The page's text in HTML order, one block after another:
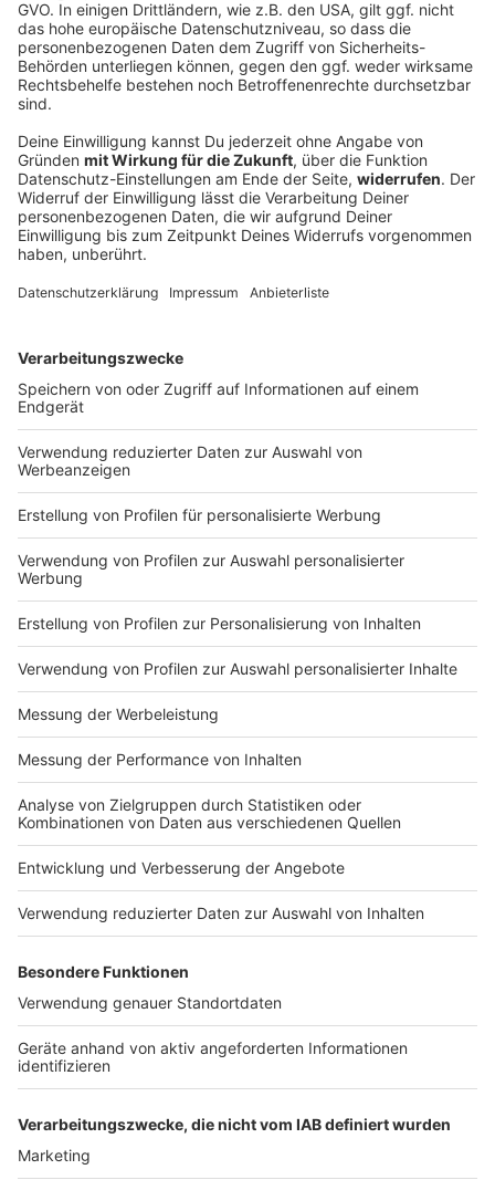
«Brauchen Geduld»
Trotz starker Fan-Unterstützung verpasst 1860
München einen Sieg im ersten Heimspiel. Die Kulisse
beeindruckt. Trainer und Spieler finden mildernde
DEINE GEMERKTEN ARTIKEL
Du hast dir noch keine Artikel gemerkt
Markiere sie hierfür mit einem
Impressum
Nutzungsbedingungen
Jobs
Presse
Werben
Archiv
ANTENNE BAYERN GROUP
Stiftung ANTENNE BAYERN
hilft
Teilnahmebedingungen
Kontakt
Studio-Hotline
Verkehrs-Hotline
Newsletter